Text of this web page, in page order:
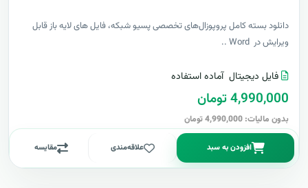
دانلود بسته کامل پروپوزال‌های تخصصی پسیو شبکه، فایل های لایه باز قابل
ویرایش در Word ..
فایل دیجیتال آماده استفاده
4,990,000 تومان
بدون مالیات: 4,990,000 تومان
افزودن به سبد علاقه‌مندی مقایسه